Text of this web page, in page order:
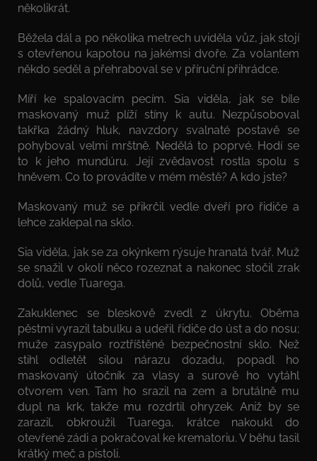
několikrát.
Běžela dál a po několika metrech uviděla vůz, jak stojí
s otevřenou kapotou na jakémsi dvoře. Za volantem
někdo seděl a přehraboval se v příruční přihrádce.
Míří ke spalovacím pecím. Sia viděla, jak se bíle
maskovaný muž plíží stíny k autu. Nezpůsoboval
takřka žádný hluk, navzdory svalnaté postavě se
pohyboval velmi mrštně. Nedělá to poprvé. Hodí se
to k jeho mundúru. Její zvědavost rostla spolu s
hněvem. Co to provádíte v mém městě? A kdo jste?
Maskovaný muž se přikrčil vedle dveří pro řidiče a
lehce zaklepal na sklo.
Sia viděla, jak se za okýnkem rýsuje hranatá tvář. Muž
se snažil v okolí něco rozeznat a nakonec stočil zrak
dolů, vedle Tuarega.
Zakuklenec se bleskově zvedl z úkrytu. Oběma
pěstmi vyrazil tabulku a udeřil řidiče do úst a do nosu;
muže zasypalo roztříštěné bezpečnostní sklo. Než
stihl odletět silou nárazu dozadu, popadl ho
maskovaný útočník za vlasy a surově ho vytáhl
otvorem ven. Tam ho srazil na zem a brutálně mu
dupl na krk, takže mu rozdrtil ohryzek. Aniž by se
zarazil, obkroužil Tuarega, krátce nakoukl do
otevřené zádi a pokračoval ke krematoriu. V běhu tasil
krátký meč a pistoli.